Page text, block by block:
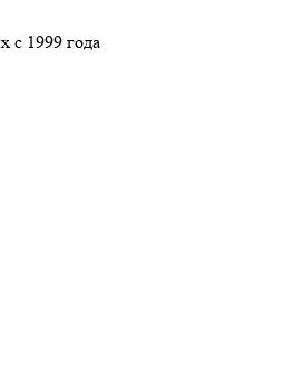
с 1999 года